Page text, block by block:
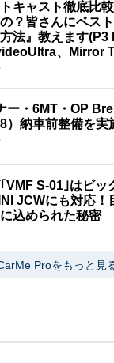
トキャスト徹底比
？皆さんにベス
法』教えます(P3
、Mirror
ー・6MT・OP
）納車前整備を実
VMF S-01｣はビッ
JCWにも対応！
込められた秘密
Proをもっと見